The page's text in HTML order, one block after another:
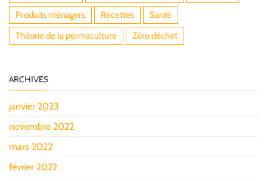
Produits ménagers
Recettes
Santé
Théorie de la permaculture
Zéro déchet
ARCHIVES
janvier 2023
novembre 2022
mars 2022
février 2022